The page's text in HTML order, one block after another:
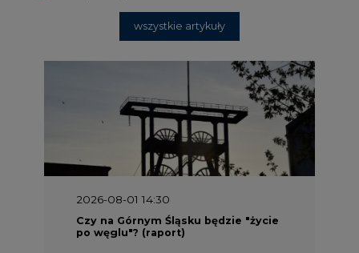
wszystkie artykuły
2026-08-01 14:30
Czy na Górnym Śląsku będzie "życie
po węglu"? (raport)